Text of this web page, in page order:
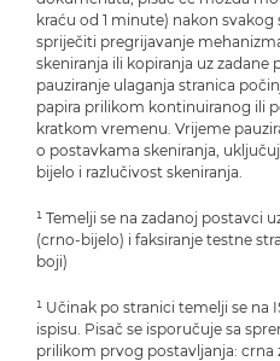
kraću od 1 minute) nakon svakog
spriječiti pregrijavanje
skeniranja ili kopiranja uz zadane
pauziranje ulaganja stranica
papira prilikom kontinuiranog ili
kratkom vremenu. Vrijeme
o postavkama skeniranja,
bijelo i razlučivost skeniranja.
¹ Temelji se na zadanoj postavci
(crno-bijelo) i faksiranje testne
boji)
¹ Učinak po stranici temelji se na
ispisu. Pisač se isporučuje sa
prilikom prvog postavljanja: crna